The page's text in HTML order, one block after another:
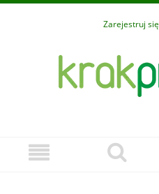
Zarejestruj się